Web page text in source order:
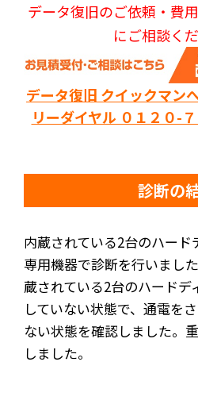
データ復旧のご依頼・費
にご相談くだ
データ復旧 クイックマン
リーダイヤル ０１２０-
診断の
内蔵されている2台のハード
専用機器で診断を行いまし
蔵されている2台のハード
していない状態で、通電を
ない状態を確認しました。
しました。